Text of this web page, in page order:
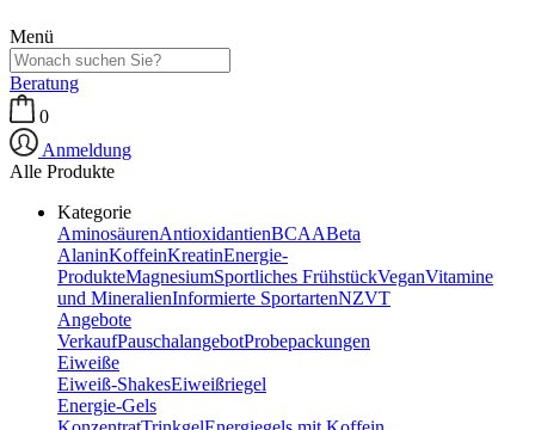
Menü
Beratung
0
Anmeldung
Alle Produkte
Kategorie
AminosäurenAntioxidantienBCAABeta
AlaninKoffeinKreatinEnergie-
ProdukteMagnesiumSportliches FrühstückVeganVitamine
und MineralienInformierte SportartenNZVT
Angebote
VerkaufPauschalangebotProbepackungen
Eiweiße
Eiweiß-ShakesEiweißriegel
Energie-Gels